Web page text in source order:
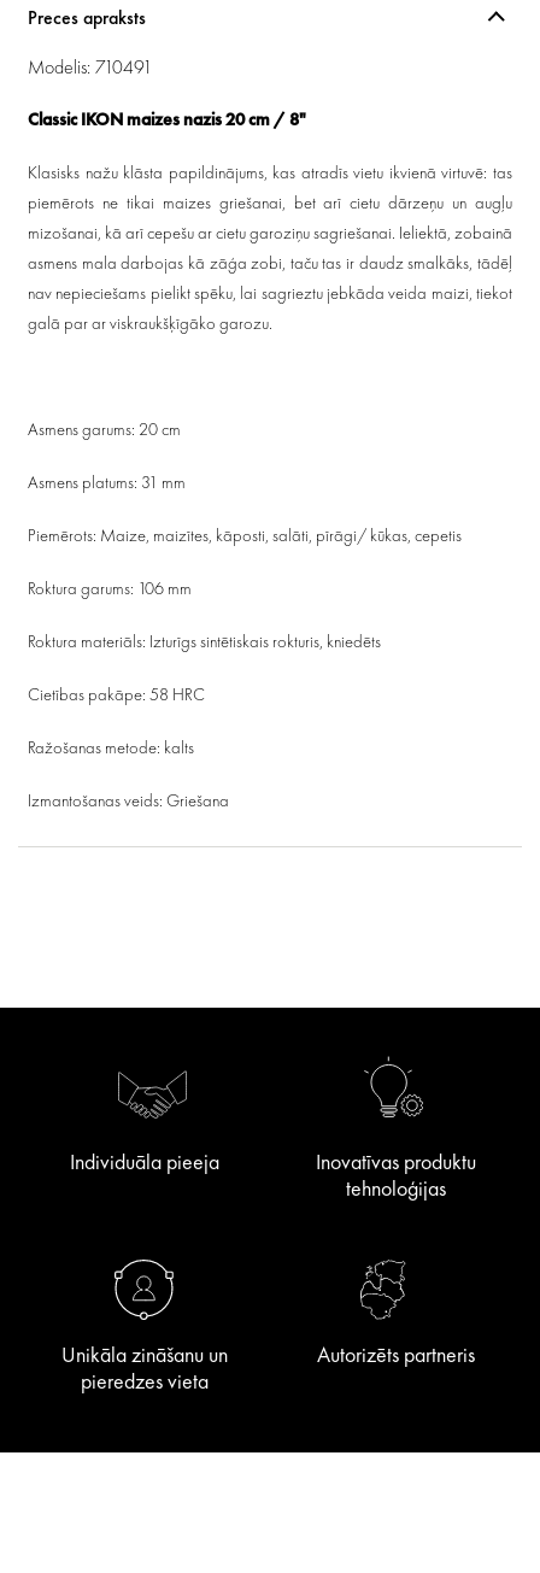
Preces apraksts
Modelis: 710491
Classic IKON maizes nazis 20 cm / 8"
Klasisks nažu klāsta papildinājums, kas atradīs vietu ikvienā virtuvē: tas
piemērots ne tikai maizes griešanai, bet arī cietu dārzeņu un augļu
mizošanai, kā arī cepešu ar cietu garoziņu sagriešanai. Ieliektā, zobainā
asmens mala darbojas kā zāģa zobi, taču tas ir daudz smalkāks, tādēļ
nav nepieciešams pielikt spēku, lai sagrieztu jebkāda veida maizi, tiekot
galā par ar viskraukšķīgāko garozu.
Asmens garums: 20 cm
Asmens platums: 31 mm
Piemērots: Maize, maizītes, kāposti, salāti, pīrāgi/ kūkas, cepetis
Roktura garums: 106 mm
Roktura materiāls: Izturīgs sintētiskais rokturis, kniedēts
Cietības pakāpe: 58 HRC
Ražošanas metode: kalts
Izmantošanas veids: Griešana
Individuāla pieeja
Inovatīvas produktu
tehnoloģijas
Unikāla zināšanu un
pieredzes vieta
Autorizēts partneris